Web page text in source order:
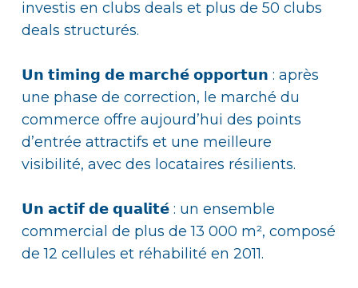
investis en clubs deals et plus de 50 clubs
deals structurés.
𝗨𝗻 𝘁𝗶𝗺𝗶𝗻𝗴 𝗱𝗲 𝗺𝗮𝗿𝗰𝗵𝗲́ 𝗼𝗽𝗽𝗼𝗿𝘁𝘂𝗻 : après
une phase de correction, le marché du
commerce offre aujourd’hui des points
d’entrée attractifs et une meilleure
visibilité, avec des locataires résilients.
𝗨𝗻 𝗮𝗰𝘁𝗶𝗳 𝗱𝗲 𝗾𝘂𝗮𝗹𝗶𝘁𝗲́ : un ensemble
commercial de plus de 13 000 m², composé
de 12 cellules et réhabilité en 2011.